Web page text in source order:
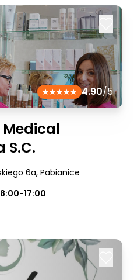
4.90/5
S.C.
6a, Pabianice
17:00